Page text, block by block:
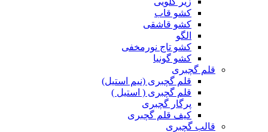
کشو قاب
کشو قاشقی
الگو
کشو تاج نورمخفی
کشو گونیا
قلم گچبری
قلم گچبری (نیم استیل)
قلم گچبری ( استیل )
پرگار گچبری
کیف قلم گچبری
قالب گچبری